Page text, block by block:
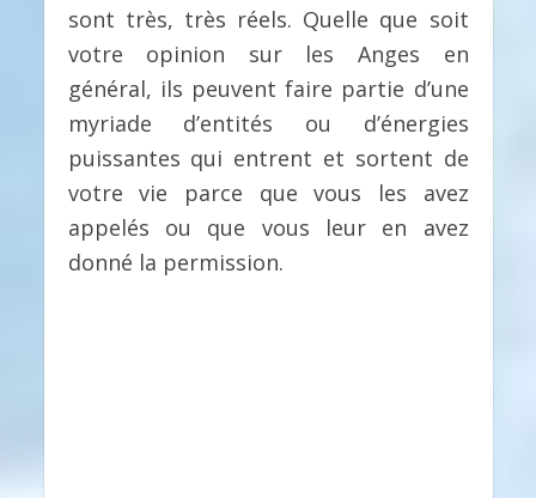
sont très, très réels. Quelle que soit
votre opinion sur les Anges en
général, ils peuvent faire partie d’une
myriade d’entités ou d’énergies
puissantes qui entrent et sortent de
votre vie parce que vous les avez
appelés ou que vous leur en avez
donné la permission.